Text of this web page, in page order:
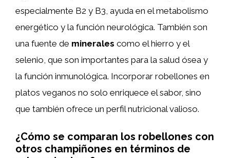
especialmente B2 y B3, ayuda en el metabolismo
energético y la función neurológica. También son
una fuente de minerales como el hierro y el
selenio, que son importantes para la salud ósea y
la función inmunológica. Incorporar robellones en
platos veganos no solo enriquece el sabor, sino
que también ofrece un perfil nutricional valioso.
¿Cómo se comparan los robellones con
otros champiñones en términos de